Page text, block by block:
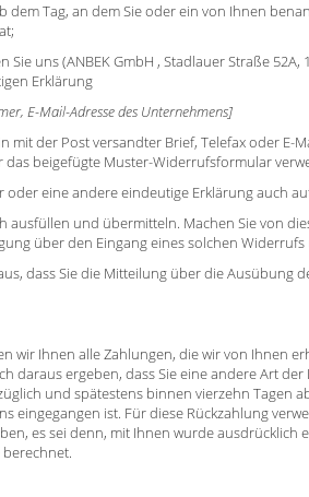
dem Tag, an dem Sie oder ein von Ihnen
uns (ANBEK GmbH , Stadlauer Straße 52A,
Erklärung
E-Mail-Adresse des Unternehmens]
mit der Post versandter Brief, Telefax oder E-
beigefügte Muster-Widerrufsformular
eine andere eindeutige Erklärung auch
ausfüllen und übermitteln. Machen Sie von
über den Eingang eines solchen
dass Sie die Mitteilung über die Ausübung
wir Ihnen alle Zahlungen, die wir von Ihnen
daraus ergeben, dass Sie eine andere Art
und spätestens binnen vierzehn Tagen
eingegangen ist. Für diese Rückzahlung
es sei denn, mit Ihnen wurde ausdrücklich